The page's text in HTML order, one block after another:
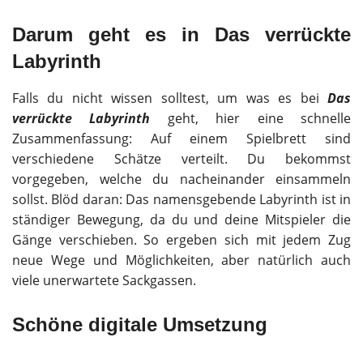
Darum geht es in Das verrückte
Labyrinth
Falls du nicht wissen solltest, um was es bei Das
verrückte Labyrinth
geht, hier eine schnelle
Zusammenfassung: Auf einem Spielbrett sind
verschiedene Schätze verteilt. Du bekommst
vorgegeben, welche du nacheinander einsammeln
sollst. Blöd daran: Das namensgebende Labyrinth ist in
ständiger Bewegung, da du und deine Mitspieler die
Gänge verschieben. So ergeben sich mit jedem Zug
neue Wege und Möglichkeiten, aber natürlich auch
viele unerwartete Sackgassen.
Schöne digitale Umsetzung